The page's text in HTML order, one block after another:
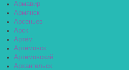
Армавир
Армянск
Арсеньев
Арск
Артём
Артёмовск
Артёмовский
Архангельск